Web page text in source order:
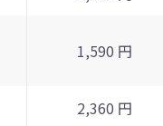
1,590 円
2,360 円